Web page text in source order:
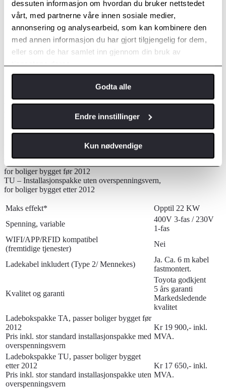
dessuten informasjon om hvordan du bruker nettstedet
vårt, med partnerne våre innen sosiale medier,
annonsering og analysearbeid, som kan kombinere den
med annen informasjon du har gjort tilgjengelig for dem,
eller som de har samlet inn gjennom din bruk av
tjenestene deres.
Godta alle
Endre innstillinger
Kun nødvendige
Ladeboks med Toyota branding og
fastmontert kabel
- Robust og brukervennlig ladeboks
TA – Installasjonspakke med overspenningsvern,
for boliger bygget før 2012
TU – Installasjonspakke uten overspenningsvern,
for boliger bygget etter 2012
Maks effekt*
Opptil 22 KW
Spenning, variable
400V 3-fas / 230V
1-fas
WIFI/APP/RFID kompatibel
(fremtidige tjenester)
Nei
Ladekabel inkludert (Type 2/ Mennekes)
Ja. Ca. 6 m kabel
fastmontert.
Kvalitet og garanti
Toyota godkjent
5 års garanti
Markedsledende
kvalitet
Ladebokspakke TA, passer boliger bygget før
2012
Pris inkl. stor standard installasjonspakke med
overspenningsvern
Kr 19 900,- inkl.
MVA.
Ladebokspakke TU, passer boliger bygget
etter 2012
Pris inkl. stor standard installasjonspakke uten
overspenningsvern
Kr 17 650,- inkl.
MVA.